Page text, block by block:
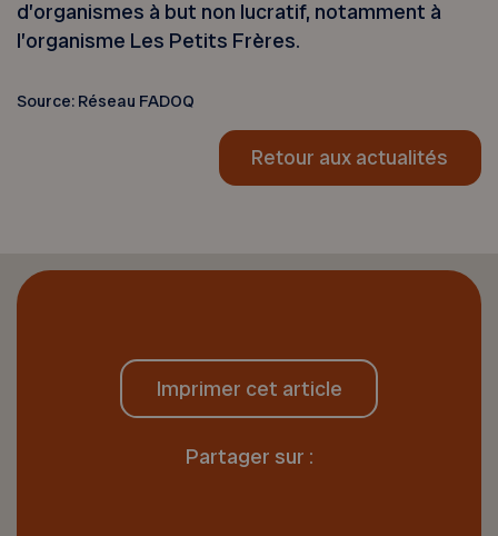
d’organismes à but non lucratif, notamment à
l’organisme Les Petits Frères.
Source: Réseau FADOQ
Retour aux actualités
Imprimer cet article
Partager sur :